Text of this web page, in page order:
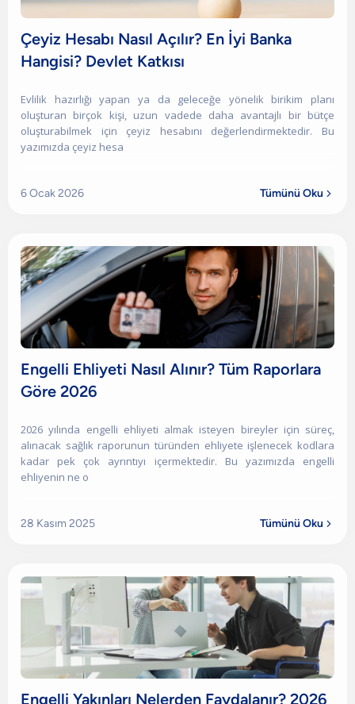
Çeyiz Hesabı Nasıl Açılır? En İyi Banka
Hangisi? Devlet Katkısı
Evlilik hazırlığı yapan ya da geleceğe yönelik birikim planı
oluşturan birçok kişi, uzun vadede daha avantajlı bir bütçe
oluşturabilmek için çeyiz hesabını değerlendirmektedir. Bu
yazımızda çeyiz hesa
6 Ocak 2026 Tümünü Oku 
Engelli Ehliyeti Nasıl Alınır? Tüm Raporlara
Göre 2026
2026 yılında engelli ehliyeti almak isteyen bireyler için süreç,
alınacak sağlık raporunun türünden ehliyete işlenecek kodlara
kadar pek çok ayrıntıyı içermektedir. Bu yazımızda engelli
ehliyenin ne o
28 Kasım 2025 Tümünü Oku 
Engelli Yakınları Nelerden Faydalanır? 2026